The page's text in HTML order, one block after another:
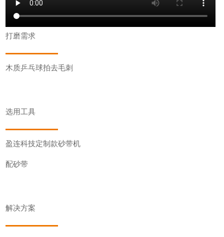
打磨需求
木质乒乓球拍去毛刺
选用工具
盈连科技定制款砂带机
配砂带
解决方案